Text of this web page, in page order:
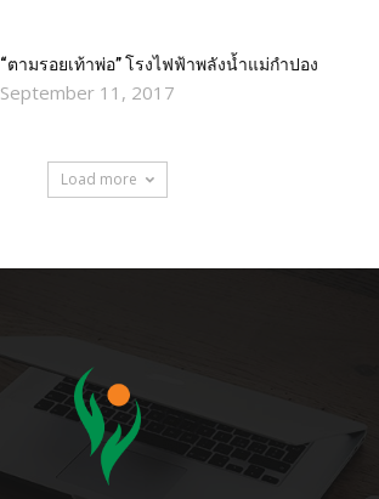
“ตามรอยเท้าพ่อ” โรงไฟฟ้าพลังน้ำแม่กำปอง
September 11, 2017
Load more